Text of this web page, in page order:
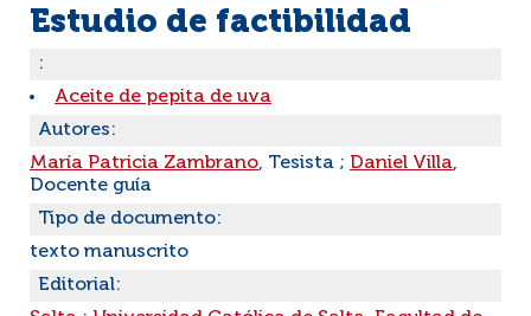
Estudio de factibilidad
:
Aceite de pepita de uva
Autores:
María Patricia Zambrano, Tesista ; Daniel Villa,
Docente guía
Tipo de documento:
texto manuscrito
Editorial: